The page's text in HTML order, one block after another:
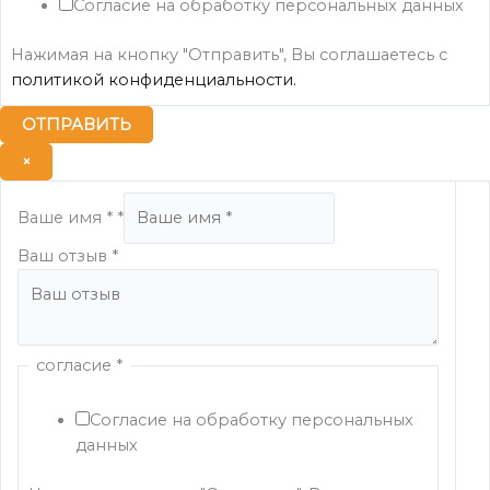
Согласие на обработку персональных данных
Нажимая на кнопку "Отправить", Вы соглашаетесь с
политикой конфиденциальности.
ОТПРАВИТЬ
×
имя
согласие
Ваше имя * *
Ваш отзыв *
согласие *
Согласие на обработку персональных
данных